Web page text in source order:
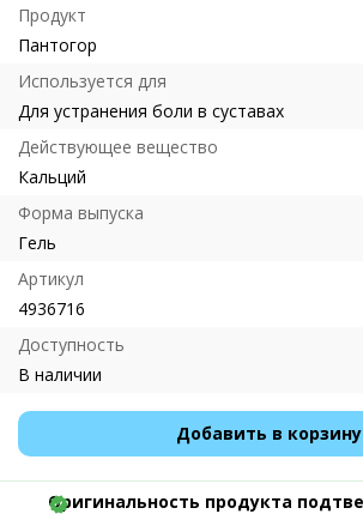
Продукт
Пантогор
Используется для
Для устранения боли в суставах
Действующее вещество
Кальций
Форма выпуска
Гель
Артикул
4936716
Доступность
В наличии
Добавить в корзину
Оригинальность продукта